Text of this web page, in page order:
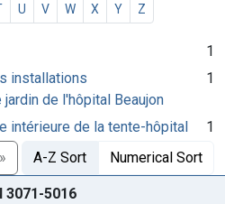
U V W X Y Z
1
installations
de l'hôpital Beaujon
1
intérieure de la tente-hôpital
1
A-Z Sort Numerical Sort
3071-5016